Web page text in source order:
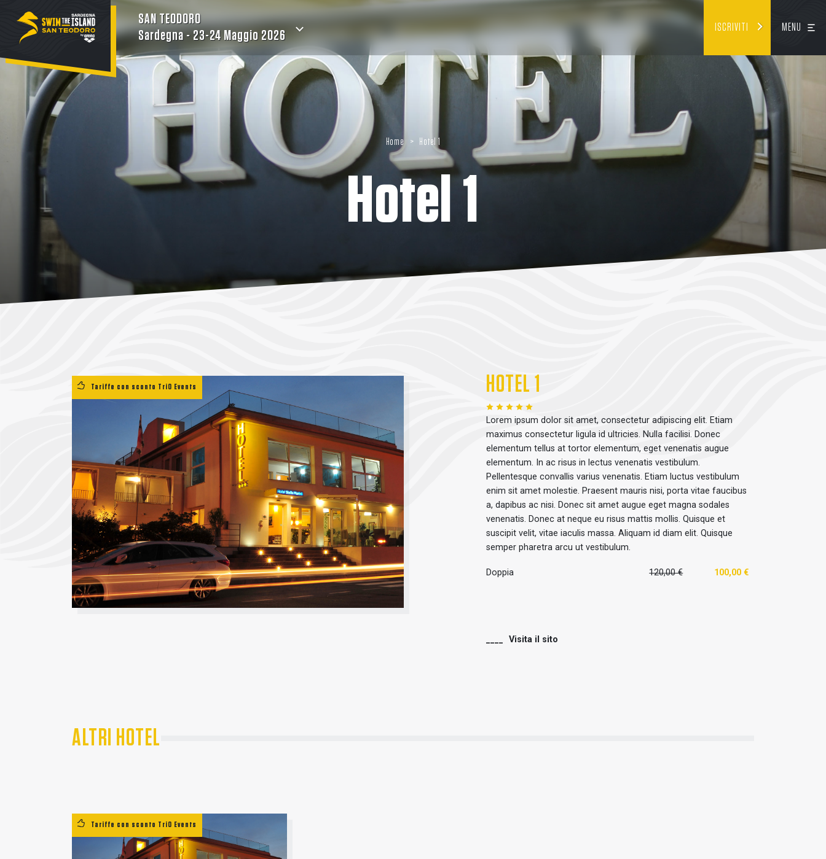
SAN TEODORO
Sardegna - 23-24 Maggio 2026
ISCRIVITI MENU
Home > Hotel 1
Hotel 1
Tariffe con sconto TriO Events HOTEL 1
Lorem ipsum dolor sit amet, consectetur adipiscing elit. Etiam
maximus consectetur ligula id ultricies. Nulla facilisi. Donec
elementum tellus at tortor elementum, eget venenatis augue
elementum. In ac risus in lectus venenatis vestibulum.
Pellentesque convallis varius venenatis. Etiam luctus vestibulum
enim sit amet molestie. Praesent mauris nisi, porta vitae faucibus
a, dapibus ac nisi. Donec sit amet augue eget magna sodales
venenatis. Donec at neque eu risus mattis mollis. Quisque et
suscipit velit, vitae iaculis massa. Aliquam id diam elit. Quisque
semper pharetra arcu ut vestibulum.
Doppia 120,00 € 100,00 €
Visita il sito
ALTRI HOTEL
Tariffe con sconto TriO Events